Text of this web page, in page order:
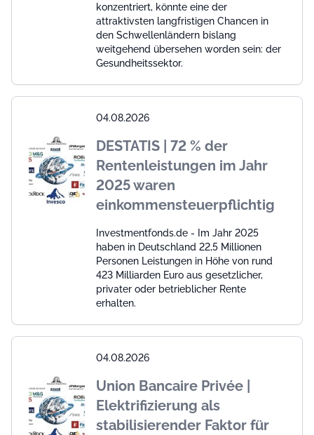
konzentriert, könnte eine der
attraktivsten langfristigen Chancen in
den Schwellenländern bislang
weitgehend übersehen worden sein: der
Gesundheitssektor.
04.08.2026
DESTATIS | 72 % der
Rentenleistungen im Jahr
2025 waren
einkommensteuerpflichtig
Investmentfonds.de - Im Jahr 2025
haben in Deutschland 22,5 Millionen
Personen Leistungen in Höhe von rund
423 Milliarden Euro aus gesetzlicher,
privater oder betrieblicher Rente
erhalten.
04.08.2026
Union Bancaire Privée |
Elektrifizierung als
stabilisierender Faktor für